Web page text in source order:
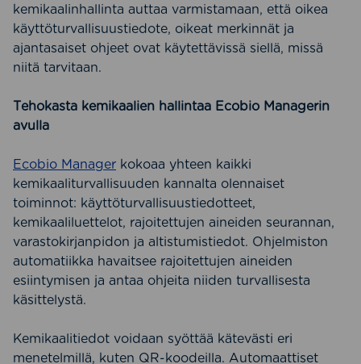
kemikaalinhallinta auttaa varmistamaan, että oikea
käyttöturvallisuustiedote, oikeat merkinnät ja
ajantasaiset ohjeet ovat käytettävissä siellä, missä
niitä tarvitaan.
Tehokasta kemikaalien hallintaa Ecobio Managerin
avulla
Ecobio Manager kokoaa yhteen kaikki
kemikaaliturvallisuuden kannalta olennaiset
toiminnot: käyttöturvallisuustiedotteet,
kemikaaliluettelot, rajoitettujen aineiden seurannan,
varastokirjanpidon ja altistumistiedot. Ohjelmiston
automatiikka havaitsee rajoitettujen aineiden
esiintymisen ja antaa ohjeita niiden turvallisesta
käsittelystä.
Kemikaalitiedot voidaan syöttää kätevästi eri
menetelmillä, kuten QR-koodeilla. Automaattiset